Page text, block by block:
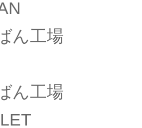
ん工場
ん工場